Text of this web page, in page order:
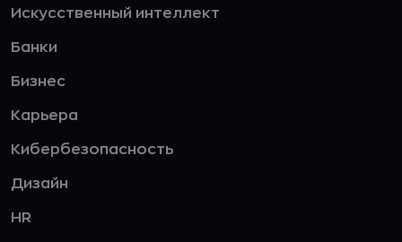
Искусственный интеллект
Банки
Бизнес
Карьера
Кибербезопасность
Дизайн
HR